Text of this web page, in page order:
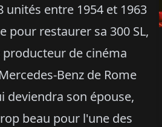
entre 1954 et 1963
pour restaurer sa 300 SL,
producteur de cinéma
Benz de Rome
deviendra son épouse,
beau pour l'une des